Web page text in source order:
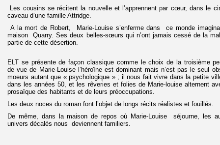
Les cousins se récitent la nouvelle et l’apprennent par cœur, dans le
caveau d’une famille Attridge.
A la mort de Robert, Marie-Louise s’enferme dans ce monde
maison Quarry. Ses deux belles-sœurs qui n’ont jamais cessé de la
partie de cette désertion.
ELT se présente de façon classique comme le choix de la troisième
de vue de Marie-Louise l’héroïne est dominant mais n’est pas le seul
moeurs autant que « psychologique » ; il nous fait vivre dans la petite
dans les années 50, et les rêveries et folies de Marie-louise alternent
prosaïque des habitants et de leurs préoccupations.
Les deux noces du roman font l’objet de longs récits réalistes et fouillés.
De même, dans la maison de repos où Marie-Louise séjourne, les
univers décalés nous deviennent familiers.